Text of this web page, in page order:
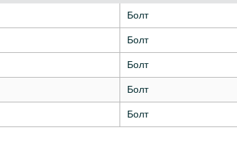
Болт
Болт
Болт
Болт
Болт